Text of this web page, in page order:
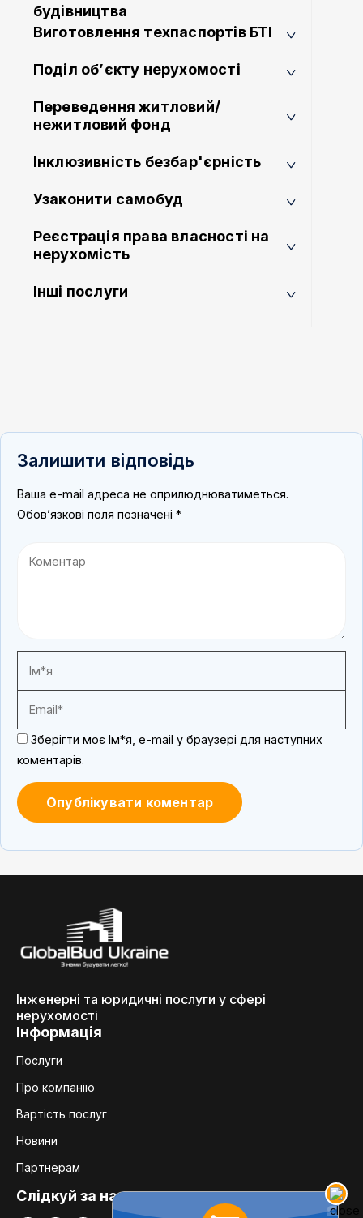
будівництва
Виготовлення техпаспортів БТІ
Поділ об’єкту нерухомості
Переведення житловий/
нежитловий фонд
Інклюзивність безбар'єрність
Узаконити самобуд
Реєстрація права власності на
нерухомість
Інші послуги
Залишити відповідь
Ваша e-mail адреса не оприлюднюватиметься.
Обов’язкові поля позначені *
Зберігти моє Ім*я, e-mail у браузері для наступних
коментарів.
Інженерні та юридичні послуги у сфері
нерухомості
Інформація
Послуги
Про компанію
Вартість послуг
Новини
Партнерам
Слідкуй за нами: